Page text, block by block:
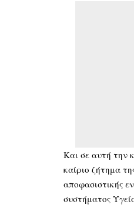
Και σε αυτή την
καίριο ζήτημα
αποφασιστικής
συστήματος